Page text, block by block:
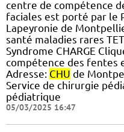
centre de compétence
faciales est porté par le
Lapeyronie de
santé maladies rares
Syndrome CHARGE
compétence des fentes
Adresse: CHU de
Service de chirurgie
pédiatrique
05/03/2025 16:47